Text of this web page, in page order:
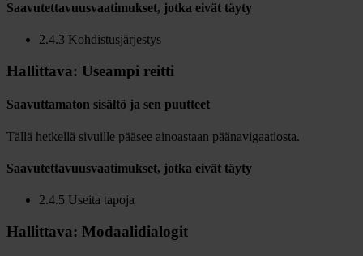
Saavutettavuusvaatimukset, jotka eivät täyty
2.4.3 Kohdistusjärjestys
Hallittava: Useampi reitti
Saavuttamaton sisältö ja sen puutteet
Tällä hetkellä sivuille pääsee ainoastaan päänavigaatiosta.
Saavutettavuusvaatimukset, jotka eivät täyty
2.4.5 Useita tapoja
Hallittava: Modaalidialogit